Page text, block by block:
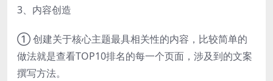
3、内容创造
① 创建关于核心主题最具相关性的内容，比较简单的
做法就是查看TOP10排名的每一个页面，涉及到的文案
撰写方法。